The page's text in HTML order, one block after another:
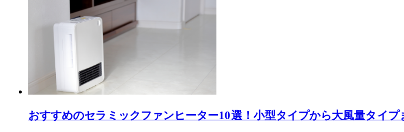
おすすめのセラミックファンヒーター10選！小型タイプから大風量タイプ